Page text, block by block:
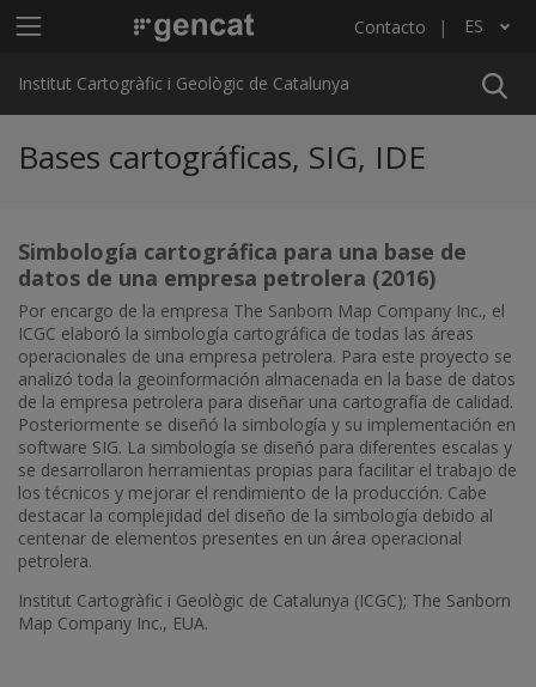
Menú principal ICGC Contacto ES
Lista adicional de acciones
Institut Cartogràfic i Geològic de Catalunya
Bases cartográficas, SIG, IDE
Simbología cartográfica para una base de
datos de una empresa petrolera (2016)
Por encargo de la empresa The Sanborn Map Company Inc., el
ICGC elaboró la simbología cartográfica de todas las áreas
operacionales de una empresa petrolera. Para este proyecto se
analizó toda la geoinformación almacenada en la base de datos
de la empresa petrolera para diseñar una cartografía de calidad.
Posteriormente se diseñó la simbología y su implementación en
software SIG. La simbología se diseñó para diferentes escalas y
se desarrollaron herramientas propias para facilitar el trabajo de
los técnicos y mejorar el rendimiento de la producción. Cabe
destacar la complejidad del diseño de la simbología debido al
centenar de elementos presentes en un área operacional
petrolera.
Institut Cartogràfic i Geològic de Catalunya (ICGC); The Sanborn
Map Company Inc., EUA.